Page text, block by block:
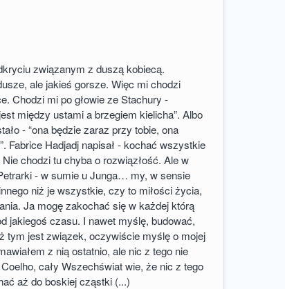
związanym z duszą kobiecą.
ale jakieś gorsze. Więc mi chodzi
Chodzi mi po głowie ze Stachury -
między ustami a brzegiem kielicha”. Albo
- “ona będzie zaraz przy tobie, ona
Fabrice Hadjadj napisał - kochać wszystkie
chodzi tu chyba o rozwiązłość. Ale w
- w sumie u Junga… my, w sensie
niż je wszystkie, czy to miłości życia,
Ja mogę zakochać się w każdej którą
jakiegoś czasu. I nawet myślę, budować,
tym jest związek, oczywiście myślę o mojej
z nią ostatnio, ale nic z tego nie
cały Wszechświat wie, że nic z tego
aż do boskiej cząstki (...)